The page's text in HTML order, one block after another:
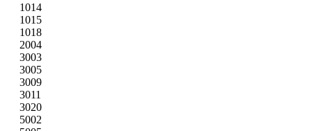
1014
1015
1018
2004
3003
3005
3009
3011
3020
5002